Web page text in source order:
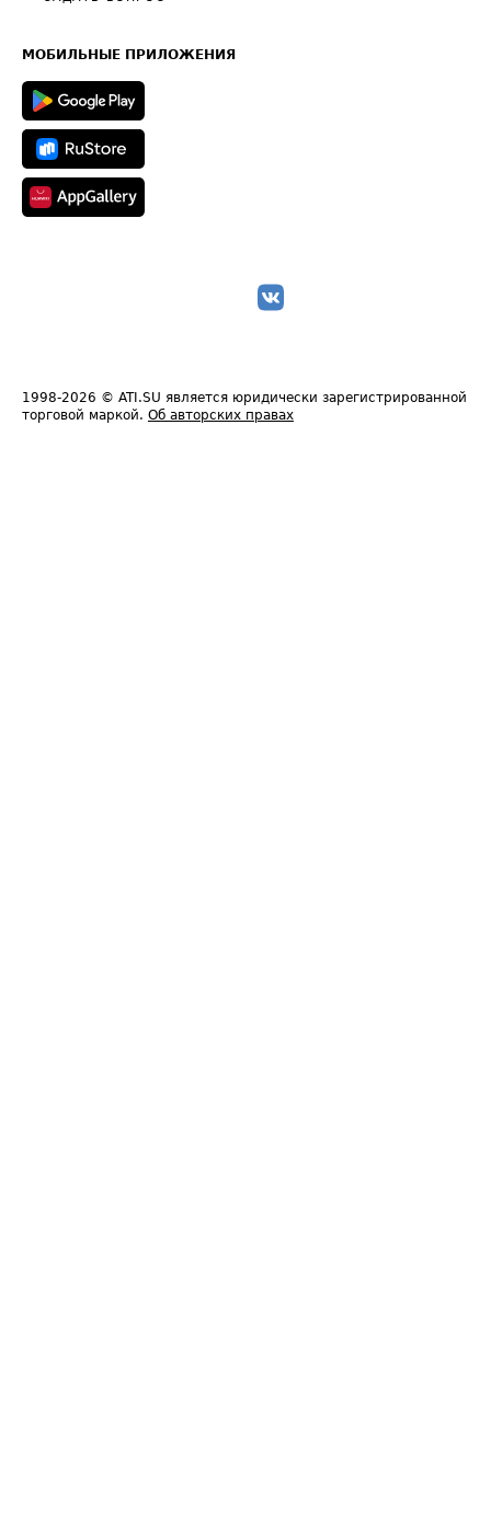
Техническая информация
МОБИЛЬНЫЕ ПРИЛОЖЕНИЯ
1998-2026 © ATI.SU является юридически зарегистрированной
торговой маркой. Об авторских правах